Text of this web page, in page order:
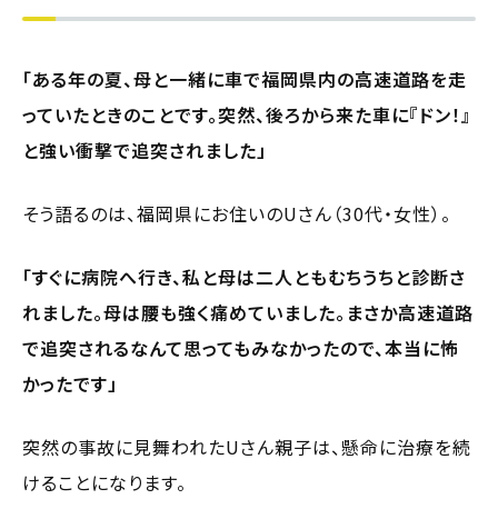
「ある年の夏、母と一緒に車で福岡県内の高速道路を走
っていたときのことです。突然、後ろから来た車に『ドン！』
と強い衝撃で追突されました」
そう語るのは、福岡県にお住いのUさん（30代・女性）。
「すぐに病院へ行き、私と母は二人ともむちうちと診断さ
れました。母は腰も強く痛めていました。まさか高速道路
で追突されるなんて思ってもみなかったので、本当に怖
かったです」
突然の事故に見舞われたUさん親子は、懸命に治療を続
けることになります。